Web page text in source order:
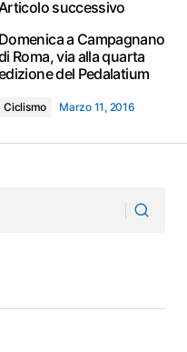
successivo
Domenica a Campagnano
Roma, via alla quarta
del Pedalatium
Ciclismo Marzo 11, 2016